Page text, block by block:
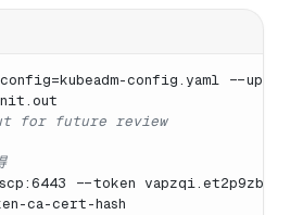
config.yaml --
init.out
for future review
--token
ca-cert-hash